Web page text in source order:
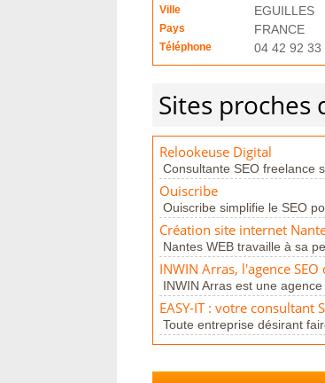
Ville EGUILLES
Pays FRANCE
Téléphone 04 42 92 33
Sites proches
Relookeuse Digital
Consultante SEO freelance
Ouiscribe
Ouiscribe simplifie le SEO
Création site internet
Nantes WEB travaille à sa
INWIN Arras, l'agence
INWIN Arras est une
EASY-IT : votre consultant
Toute entreprise désirant